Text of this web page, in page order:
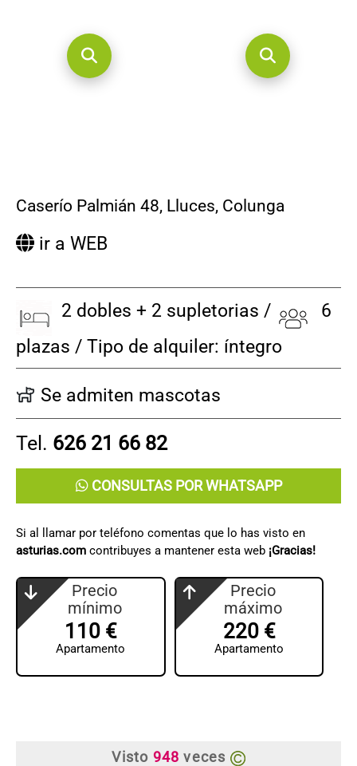
Caserío Palmián 48, Lluces, Colunga
ir a WEB
2 dobles + 2 supletorias /
6
plazas / Tipo de alquiler: íntegro
Se admiten mascotas
Tel. 626 21 66 82
CONSULTAS POR WHATSAPP
Si al llamar por teléfono comentas que lo has visto en
asturias.com contribuyes a mantener esta web ¡Gracias!
Precio
mínimo
110 €
Apartamento
Precio
máximo
220 €
Apartamento
Visto 948 veces